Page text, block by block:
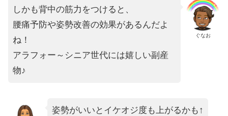
ぐなお
しかも背中の筋力をつけると、
腰痛予防や姿勢改善の効果があるんだよ
ね！
アラフォー～シニア世代には嬉しい副産
物♪
姿勢がいいとイケオジ度も上がるかも↑